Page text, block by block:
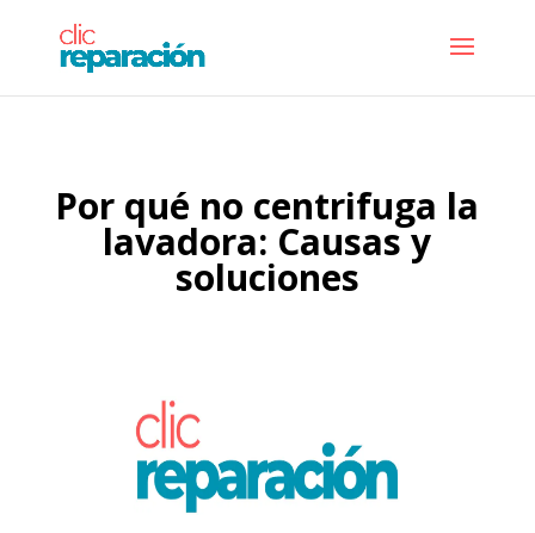
Por qué no centrifuga la
lavadora: Causas y
soluciones